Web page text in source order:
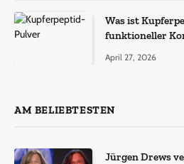
Was ist
funktioneller
April 27, 2026
AM BELIEBTESTEN
Jürgen Drews